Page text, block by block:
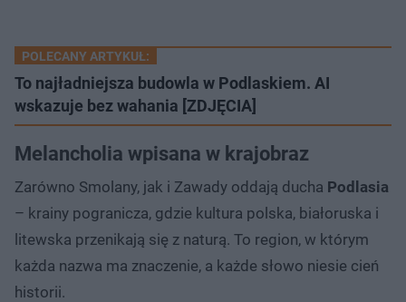
POLECANY ARTYKUŁ:
To najładniejsza budowla w Podlaskiem. AI
wskazuje bez wahania [ZDJĘCIA]
Melancholia wpisana w krajobraz
Zarówno Smolany, jak i Zawady oddają ducha Podlasia
– krainy pogranicza, gdzie kultura polska, białoruska i
litewska przenikają się z naturą. To region, w którym
każda nazwa ma znaczenie, a każde słowo niesie cień
historii.